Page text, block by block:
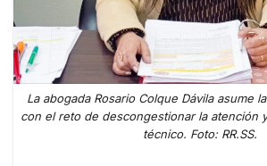
La abogada Rosario Colque Dávila asume
con el reto de descongestionar la atención
técnico. Foto: RR.SS.